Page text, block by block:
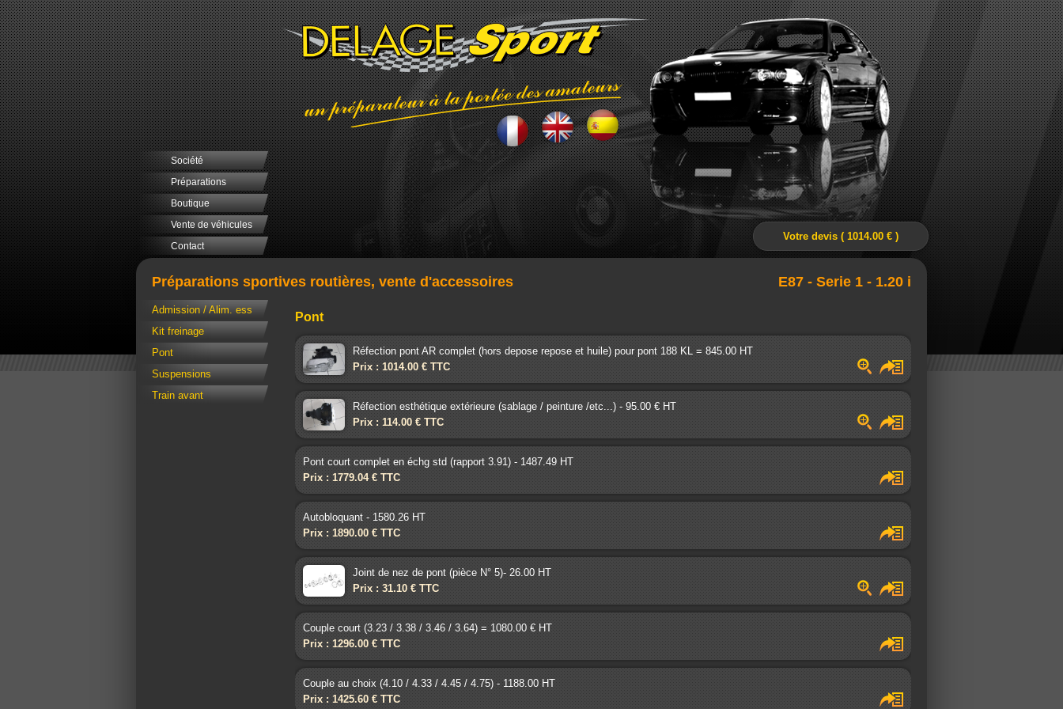
Société
Préparations
Boutique
Vente de véhicules
Contact
E87 - Serie 1 - 1.20 i
Préparations sportives routières, vente d'accessoires
Votre devis ( 1014.00 € )
Admission / Alim. ess
Kit freinage
Pont
Suspensions
Train avant
Pont
Réfection pont AR complet (hors depose repose et huile) pour pont 188 KL = 845.00 HT
Prix : 1014.00 € TTC
Réfection esthétique extérieure (sablage / peinture /etc...) - 95.00 € HT
Prix : 114.00 € TTC
Pont court complet en échg std (rapport 3.91) - 1487.49 HT
Prix : 1779.04 € TTC
Autobloquant - 1580.26 HT
Prix : 1890.00 € TTC
Joint de nez de pont (pièce N° 5)- 26.00 HT
Prix : 31.10 € TTC
Couple court (3.23 / 3.38 / 3.46 / 3.64) = 1080.00 € HT
Prix : 1296.00 € TTC
Couple au choix (4.10 / 4.33 / 4.45 / 4.75) - 1188.00 HT
Prix : 1425.60 € TTC